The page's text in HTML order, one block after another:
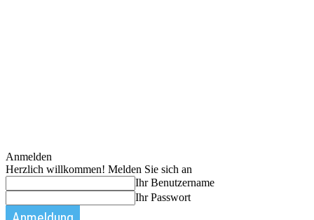
Anmelden
Herzlich willkommen! Melden Sie sich an
Ihr Benutzername
Ihr Passwort